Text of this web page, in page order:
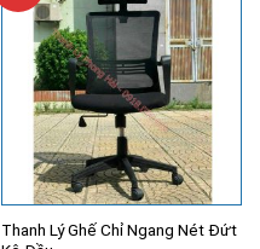
Thanh Lý Ghế Chỉ Ngang Nét Đứt